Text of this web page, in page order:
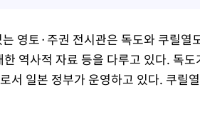
영토·주권 전시관은 독도와 쿠릴
역사적 자료 등을 다루고 있다. 독
서 일본 정부가 운영하고 있다. 쿠릴